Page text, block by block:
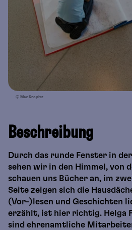
© Max Kropitz
Beschreibung
Durch das runde Fenster in
sehen wir in den Himmel, von
schauen uns Bücher an, im
Seite zeigen sich die
(Vor-)lesen und Geschichten
erzählt, ist hier richtig. Helga
sind ehrenamtliche